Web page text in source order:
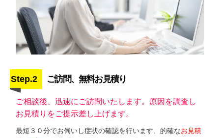
Step.2 ご訪問、無料お見積り
ご相談後、迅速にご訪問いたします。原因を調査し
お見積りをご提示差し上げます。
最短３０分でお伺いし症状の確認を行います、的確なお見積